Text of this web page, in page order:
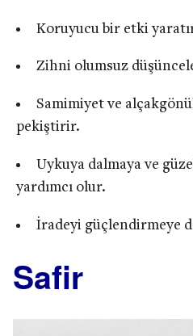
Koruyucu bir etki
Zihni olumsuz
Samimiyet ve
pekiştirir.
Uykuya dalmaya ve
yardımcı olur.
İradeyi güçlendirmeye
Safir